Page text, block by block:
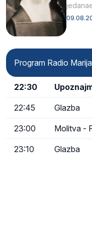
Program Radio Marija
22:30
22:45 Glazba
23:00 Molitva -
23:10 Glazba